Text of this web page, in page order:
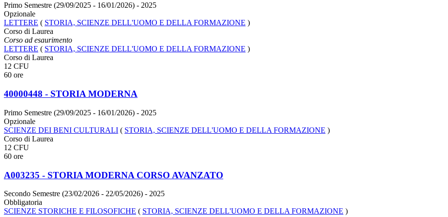
Primo Semestre (29/09/2025 - 16/01/2026) - 2025
Opzionale
LETTERE ( STORIA, SCIENZE DELL'UOMO E DELLA FORMAZIONE )
Corso di Laurea
Corso ad esaurimento
LETTERE ( STORIA, SCIENZE DELL'UOMO E DELLA FORMAZIONE )
Corso di Laurea
12 CFU
60 ore
40000448 - STORIA MODERNA
Primo Semestre (29/09/2025 - 16/01/2026) - 2025
Opzionale
SCIENZE DEI BENI CULTURALI ( STORIA, SCIENZE DELL'UOMO E DELLA FORMAZIONE )
Corso di Laurea
12 CFU
60 ore
A003235 - STORIA MODERNA CORSO AVANZATO
Secondo Semestre (23/02/2026 - 22/05/2026) - 2025
Obbligatoria
SCIENZE STORICHE E FILOSOFICHE ( STORIA, SCIENZE DELL'UOMO E DELLA FORMAZIONE )